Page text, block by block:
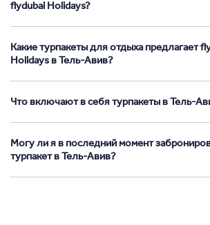
flydubai Holidays?
Какие турпакеты для отдыха предлагает
Holidays в Тель-Авив?
Что включают в себя турпакеты в Тель-
Могу ли я в последний момент
турпакет в Тель-Авив?